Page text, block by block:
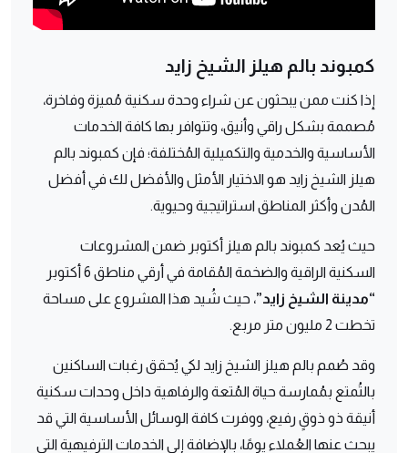
كمبوند بالم هيلز الشيخ زايد
إذا كنت ممن يبحثون عن شراء وحدة سكنية مُميزة وفاخرة،
مُصممة بشكل راقي وأنيق، وتتوافر بها كافة الخدمات
الأساسية والخدمية والتكميلية المُختلفة؛ فإن كمبوند بالم
هيلز الشيخ زايد هو الاختيار الأمثل والأفضل لك في أفضل
المُدن وأكثر المناطق استراتيجية وحيوية.
حيث يُعد كمبوند بالم هيلز أكتوبر ضمن المشروعات
السكنية الراقية والضخمة المُقامة في أرقي مناطق 6 أكتوبر
“مدينة الشيخ زايد”، حيث شُيد هذا المشروع على مساحة
تخطت 2 مليون متر مربع.
وقد صُمم بالم هيلز الشيخ زايد لكي يُحقق رغبات الساكنين
بالتُمتع بمُمارسة حياة المُتعة والرفاهية داخل وحدات سكنية
أنيقة ذو ذوقٍ رفيع، ووفرت كافة الوسائل الأساسية التي قد
يبحث عنها العُملاء يومًا، بالإضافة إلى الخدمات الترفيهية التي